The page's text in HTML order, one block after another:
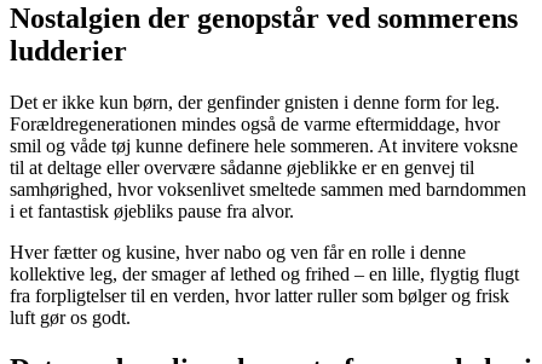
Nostalgien der genopstår ved sommerens
ludderier
Det er ikke kun børn, der genfinder gnisten i denne form for leg.
Forældregenerationen mindes også de varme eftermiddage, hvor
smil og våde tøj kunne definere hele sommeren. At invitere voksne
til at deltage eller overvære sådanne øjeblikke er en genvej til
samhørighed, hvor voksenlivet smeltede sammen med barndommen
i et fantastisk øjebliks pause fra alvor.
Hver fætter og kusine, hver nabo og ven får en rolle i denne
kollektive leg, der smager af lethed og frihed – en lille, flygtig flugt
fra forpligtelser til en verden, hvor latter ruller som bølger og frisk
luft gør os godt.